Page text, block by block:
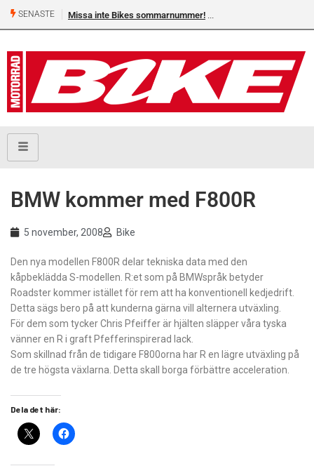
SENASTE Missa inte Bikes sommarnummer!
BMW kommer med F800R
5 november, 2008 Bike
Den nya modellen F800R delar tekniska data med den
kåpbeklädda S-modellen. R:et som på BMWspråk betyder
Roadster kommer istället för rem att ha konventionell kedjedrift.
Detta sägs bero på att kunderna gärna vill alternera utväxling.
För dem som tycker Chris Pfeiffer är hjälten släpper våra tyska
vänner en R i graft Pfefferinspirerad lack.
Som skillnad från de tidigare F800orna har R en lägre utväxling på
de tre högsta växlarna. Detta skall borga förbättre acceleration.
Dela det här: